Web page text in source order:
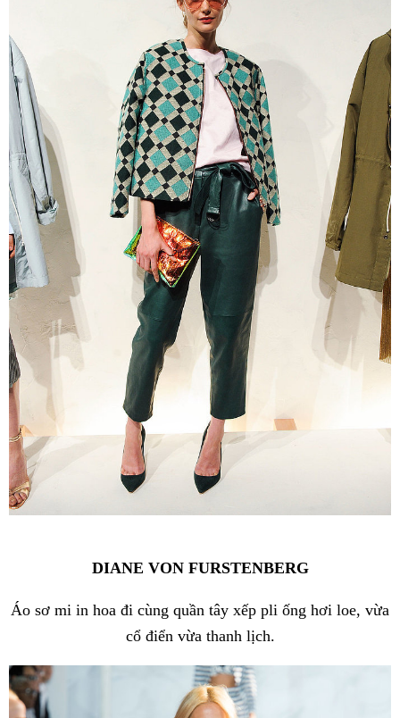
DIANE VON FURSTENBERG
Áo sơ mi in hoa đi cùng quần tây xếp pli ống hơi loe, vừa
cổ điển vừa thanh lịch.